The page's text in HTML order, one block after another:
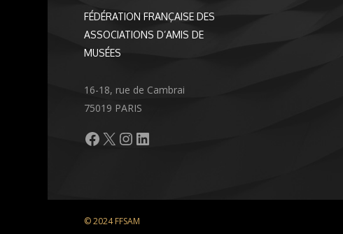
FÉDÉRATION FRANÇAISE DES
ASSOCIATIONS D’AMIS DE
MUSÉES
16-18, rue de Cambrai
75019 PARIS
Facebook
X Instagram
LinkedIn
© 2024 FFSAM